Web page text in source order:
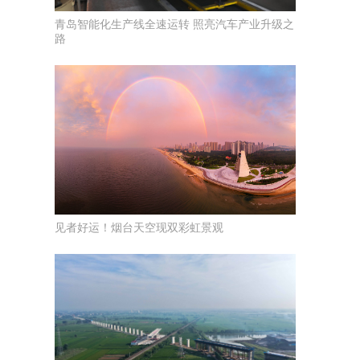
青岛智能化生产线全速运转 照亮汽车产业升级之
路
见者好运！烟台天空现双彩虹景观